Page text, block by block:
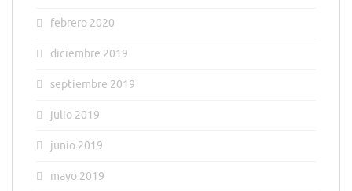
febrero 2020
diciembre 2019
septiembre 2019
julio 2019
junio 2019
mayo 2019